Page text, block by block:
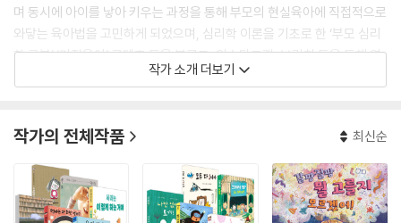
며 동시에 아이를 낳아 키우는 과정을 통해 부모의 현실육아에 직접적으로
와닿는 육아법을 고민하게 되었으며, 심리학 이론을 기초로 한 ‘부모 심리
학 공부’ ‘기질육아’ 콘텐츠 등을 블로그, 인스타그램, 브런치 등을 통해 연
재하며 많은 부모님들에게 위로와 공감을 주었다. 현재는 ㈜그로잉맘 대
고 있다. 저서로는 《아이 마음에 상처 주지 않는 습관》, 《그로잉맘 내 아이
를 위한 심플 육아》, 공저로는 《육아 말고 뭐라도》, 어린이를 위한 감정 워
크북 《행복아, 반가워!》, 《걱정마, 괜찮아!》, 《자신을 믿어 봐!》, 《스마트
폰 잘 쓸 준비 됐니?》의 부모 가이드가 있으며 그림책 《사과는 이렇게 하
작가 소개 더보기
작가의 전체작품 최신순